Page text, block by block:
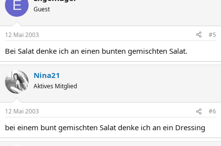
E Guest
12 Mai 2003 #5
Bei Salat denke ich an einen bunten gemischten Salat.
Nina21
Aktives Mitglied
12 Mai 2003 #6
bei einem bunt gemischten Salat denke ich an ein Dressing